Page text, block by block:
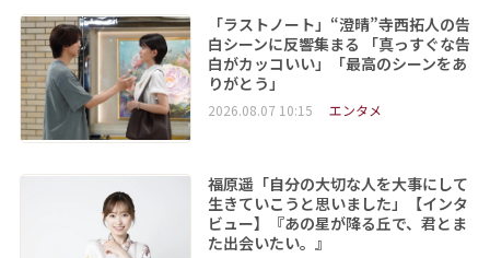
「ラストノート」“澄晴”寺西拓人の告
白シーンに反響集まる 「真っすぐな告
白がカッコいい」「最高のシーンをあ
りがとう」
2026.08.07 10:15 エンタメ
福原遥「自分の大切な人を大事にして
生きていこうと思いました」【インタ
ビュー】『あの星が降る丘で、君とま
た出会いたい。』